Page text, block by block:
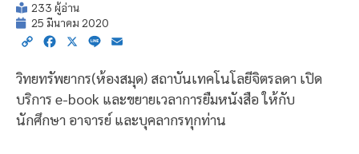
233 ผู้อ่าน
25 มีนาคม 2020
Copy Facebook
X Line
วิทยทรัพยากร(ห้องสมุด) สถาบันเทคโนโลยีจิตรลดา เปิด
บริการ e-book และขยายเวลาการยืมหนังสือ ให้กับ
นักศึกษา อาจารย์ และบุคลากรทุกท่าน